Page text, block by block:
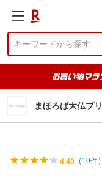
まほろば大仏プ
4.40 （ 10件）